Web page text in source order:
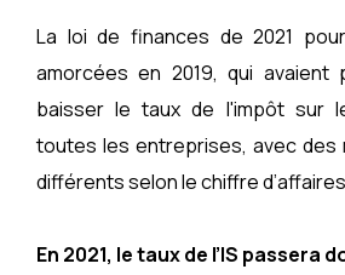
La loi de finances de 2021
amorcées en 2019, qui
baisser le taux de l'impôt sur
toutes les entreprises, avec des
différents selon le chiffre
En 2021, le taux de l’IS passera